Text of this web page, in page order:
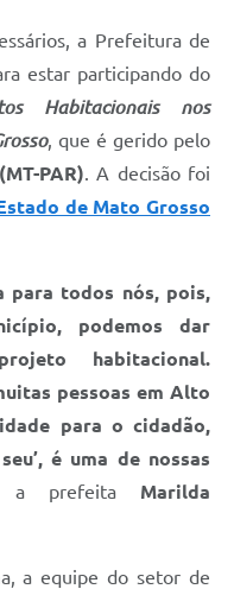
a Prefeitura de
estar participando do
Habitacionais
nos
, que é gerido pelo
PAR) . A decisão foi
de Mato Grosso
para todos nós, pois,
podemos dar
habitacional.
pessoas em Alto
para o cidadão,
é uma de nossas
a prefeita Marilda
a equipe do setor de